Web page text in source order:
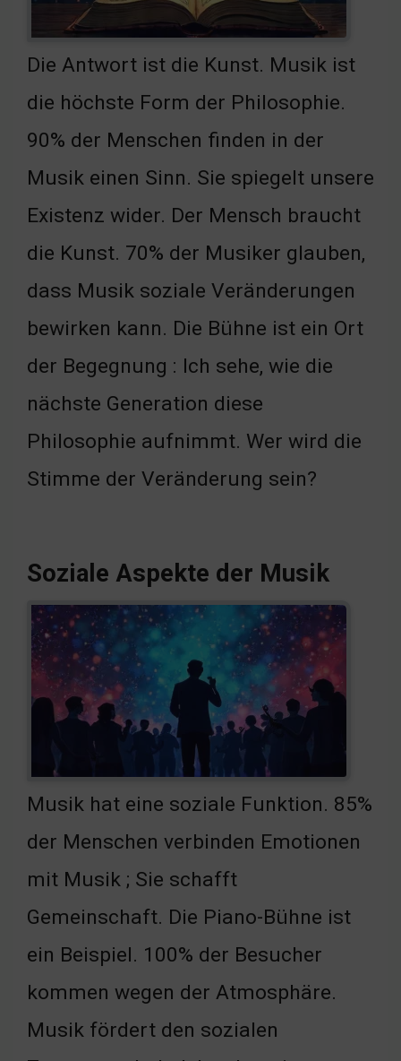
Die Antwort ist die Kunst. Musik ist
die höchste Form der Philosophie.
90% der Menschen finden in der
Musik einen Sinn. Sie spiegelt unsere
Existenz wider. Der Mensch braucht
die Kunst. 70% der Musiker glauben,
dass Musik soziale Veränderungen
bewirken kann. Die Bühne ist ein Ort
der Begegnung : Ich sehe, wie die
nächste Generation diese
Philosophie aufnimmt. Wer wird die
Stimme der Veränderung sein?
Soziale Aspekte der Musik
Musik hat eine soziale Funktion. 85%
der Menschen verbinden Emotionen
mit Musik ; Sie schafft
Gemeinschaft. Die Piano-Bühne ist
ein Beispiel. 100% der Besucher
kommen wegen der Atmosphäre.
Musik fördert den sozialen